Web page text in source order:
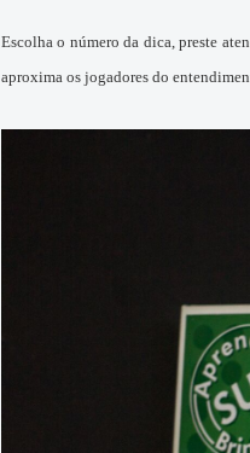
Escolha o número da dica, preste
aproxima os jogadores do